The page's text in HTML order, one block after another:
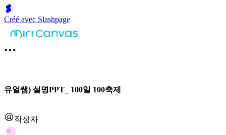
Créé avec Slashpage
유얼쌤) 설명PPT_ 100일 100축제
작성자
유